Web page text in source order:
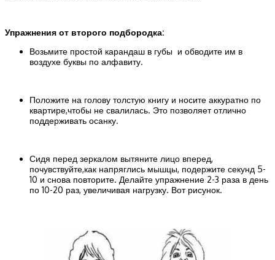
Упражнения от второго подбородка:
Возьмите простой карандаш в губы и обводите им в
воздухе буквы по алфавиту.
Положите на голову толстую книгу и носите аккуратно по
квартире,чтобы не свалилась. Это позволяет отлично
поддерживать осанку.
Сидя перед зеркалом вытяните лицо вперед,
почувствуйте,как напряглись мышцы, подержите секунд 5-
10 и снова повторите. Делайте упражнение 2-3 раза в день
по 10-20 раз, увеличивая нагрузку. Вот рисунок.